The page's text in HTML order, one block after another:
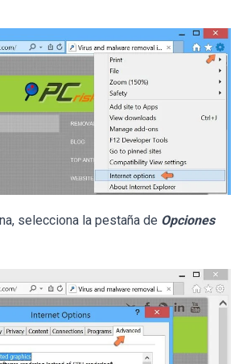
selecciona la pestaña de Opciones